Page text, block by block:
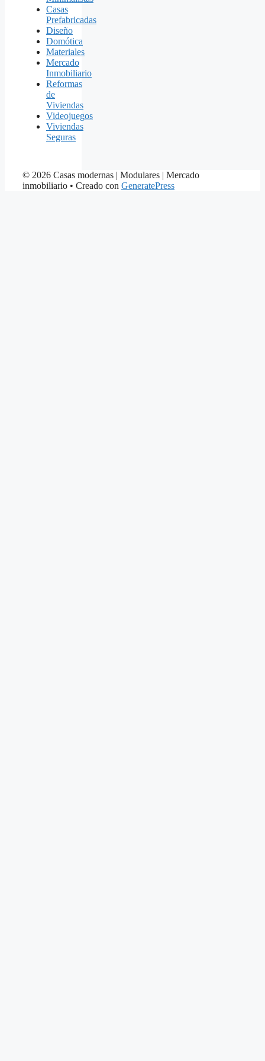
Casas
Prefabricadas
Diseño
Domótica
Materiales
Mercado
Inmobiliario
Reformas
de
Viviendas
Videojuegos
Viviendas
Seguras
© 2026 Casas modernas | Modulares | Mercado
inmobiliario • Creado con GeneratePress